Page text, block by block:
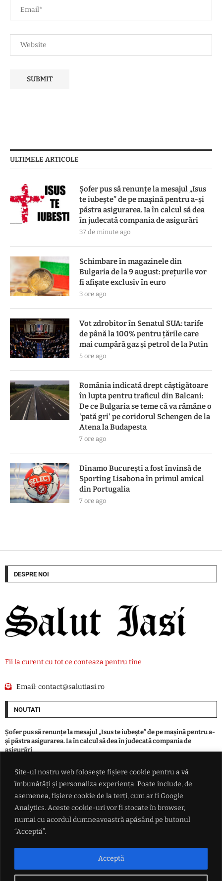
Site-ul nostru web folosește fișiere cookie pentru a vă
îmbunătăți și personaliza experiența. Poate include, de
asemenea, fișiere cookie de la terți, cum ar fi Google
Analytics. Aceste cookie-uri vor fi stocate în browser,
numai cu acordul dumneavoastră apăsând pe butonul
“Acceptă”.
Acceptă
ULTIMELE ARTICOLE
Șofer pus să renunțe la mesajul „Isus
te iubește” de pe mașină pentru a-și
păstra asigurarea. Ia în calcul să dea
în judecată compania de asigurări
37 de minute ago
Schimbare în magazinele din
Bulgaria de la 9 august: prețurile vor
fi afișate exclusiv în euro
3 ore ago
Vot zdrobitor în Senatul SUA: tarife
de până la 100% pentru țările care
mai cumpără gaz și petrol de la Putin
5 ore ago
România indicată drept câștigătoare
în lupta pentru traficul din Balcani:
De ce Bulgaria se teme că va rămâne o
'pată gri' pe coridorul Schengen de la
Atena la Budapesta
7 ore ago
Dinamo București a fost învinsă de
Sporting Lisabona în primul amical
din Portugalia
7 ore ago
DESPRE NOI
Fii la curent cu tot ce conteaza pentru tine
Email:contact@salutiasi.ro
NOUTATI
Șofer pus să renunțe la mesajul „Isus te iubește” de pe mașină pentru a-
și păstra asigurarea. Ia în calcul să dea în judecată compania de
asigurări
Schimbare în magazinele din Bulgaria de la 9 august: prețurile vor fi
afișate exclusiv în euro
Vot zdrobitor în Senatul SUA: tarife de până la 100% pentru țările care
mai cumpără gaz și petrol de la Putin
România indicată drept câștigătoare în lupta pentru traficul din
Balcani: De ce Bulgaria se teme că va rămâne o 'pată gri' pe coridorul